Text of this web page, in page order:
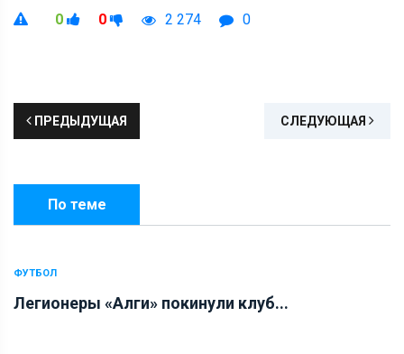
0 0 2 274 0
ПРЕДЫДУЩАЯ СЛЕДУЮЩАЯ
По теме
ФУТБОЛ
Легионеры «Алги» покинули клуб...